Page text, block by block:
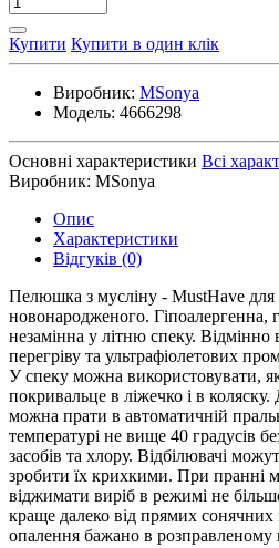
Купити Купити в один клік
Виробник: MSonya
Модель: 4666298
Основні характеристики Всі
Виробник: MSonya
Опис
Характеристики
Відгуків (0)
Пелюшка з мусліну - MustHave
новонародженого. Гіпоалергенна,
незамінна у літню спеку. Відмінно
перегріву та ультрафіолетових
У спеку можна використовувати,
покривальце в ліжечко і в
можна прати в автоматичній
температурі не вище 40 градусів
засобів та хлору. Відбілювачі
зробити їх крихкими. При пранні
віджимати виріб в режимі не
краще далеко від прямих сонячних
опалення бажано в розправленому